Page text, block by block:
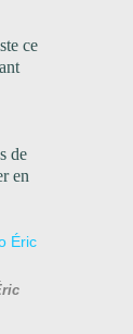
ce
de
en